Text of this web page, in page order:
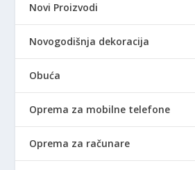
Novi Proizvodi
Novogodišnja dekoracija
Obuća
Oprema za mobilne telefone
Oprema za računare